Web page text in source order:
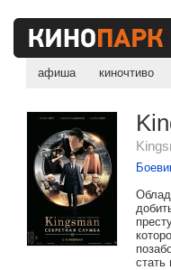
афиша киночтиво
стать